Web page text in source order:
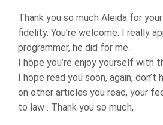
Thank you so much Aleida for
fidelity. You’re welcome. I really
programmer, he did for me.
I hope you’re enjoy yourself with
I hope read you soon, again,
on other articles you read, your
to law . Thank you so much,